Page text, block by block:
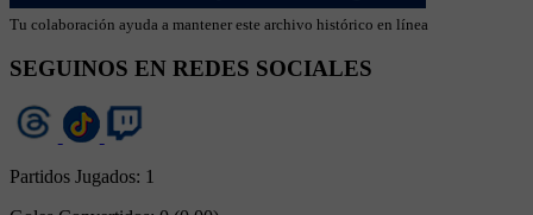
Tu colaboración ayuda a mantener este archivo histórico en línea
SEGUINOS EN REDES SOCIALES
Partidos Jugados: 1